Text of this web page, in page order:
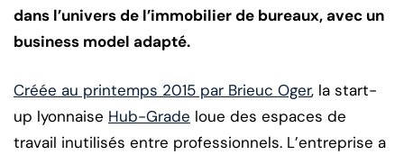
dans l’univers de l’immobilier de bureaux, avec un
business model adapté.
Créée au printemps 2015 par Brieuc Oger, la start-
up lyonnaise Hub-Grade loue des espaces de
travail inutilisés entre professionnels. L’entreprise a